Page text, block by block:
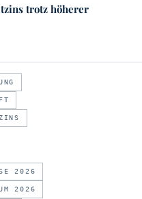
trotz höherer
2026
2026